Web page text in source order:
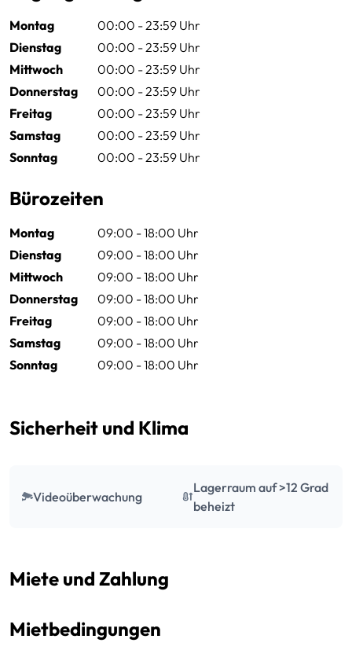
Montag
00:00 - 23:59 Uhr
Dienstag
00:00 - 23:59 Uhr
Mittwoch
00:00 - 23:59 Uhr
Donnerstag
00:00 - 23:59 Uhr
Freitag
00:00 - 23:59 Uhr
Samstag
00:00 - 23:59 Uhr
Sonntag
00:00 - 23:59 Uhr
Bürozeiten
Montag
09:00 - 18:00 Uhr
Dienstag
09:00 - 18:00 Uhr
Mittwoch
09:00 - 18:00 Uhr
Donnerstag
09:00 - 18:00 Uhr
Freitag
09:00 - 18:00 Uhr
Samstag
09:00 - 18:00 Uhr
Sonntag
09:00 - 18:00 Uhr
Sicherheit und Klima
Videoüberwachung
Lagerraum auf >12 Grad
beheizt
Miete und Zahlung
Mietbedingungen